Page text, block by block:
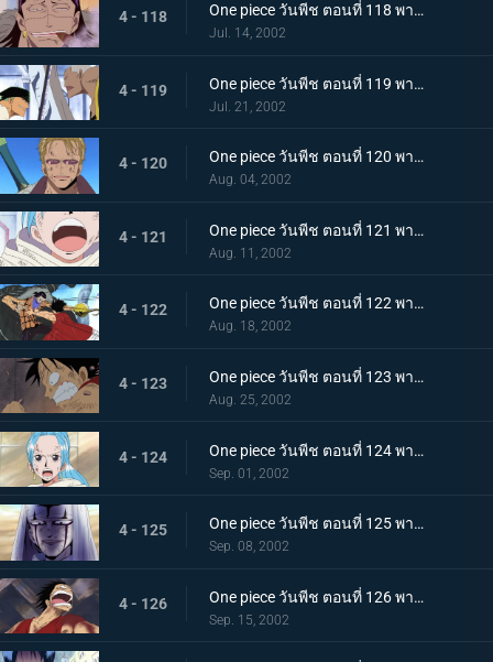
4 - 118 One piece วันพีช ตอนที่ 118 พากย์ไทย ความลับที่สืบทอดกันมาในหมู่ราชา อาวุธโบราณ "พูลตัน"
Jul. 14, 2002
4 - 119 One piece วันพีช ตอนที่ 119 พากย์ไทย ความลับของความจริง..ลมหายใจของสรรพสิ่งและพลังที่ตัดเหล็ก
Jul. 21, 2002
4 - 120 One piece วันพีช ตอนที่ 120 พากย์ไทย การต่อสู้สิ้นสุดลง โคซ่ายอมยกธงขาว!
Aug. 04, 2002
4 - 121 One piece วันพีช ตอนที่ 121 พากย์ไทย หนทางแห่งเสียงของวีวี่ วีรสตรีร่ายรำลงมาแล้ว
Aug. 11, 2002
4 - 122 One piece วันพีช ตอนที่ 122 พากย์ไทย ศึกตัดสินครั้งที่ 2 จระเข้ทราย ปะทะ ลูฟี่ร่างน้ำ
Aug. 18, 2002
4 - 123 One piece วันพีช ตอนที่ 123 พากย์ไทย ไอ้จระเข้โฉด ลูฟี่มุ่งหน้าไปสู่สุสานของราชวงศ์สิ
Aug. 25, 2002
4 - 124 One piece วันพีช ตอนที่ 124 พากย์ไทย บุกสู่ช่วงเวลาแห่งฝันร้าย ที่นี่คือฐานทัพลับของกลุ่มเม็ดทราย!
Sep. 01, 2002
4 - 125 One piece วันพีช ตอนที่ 125 พากย์ไทย ปีกแห่งเกียรติยศ นามของข้าคือทหารรักษาอาณาจักร เปรู!
Sep. 08, 2002
4 - 126 One piece วันพีช ตอนที่ 126 พากย์ไทย ฝ่าไปให้ถึง วันที่ฝนจะตกลงสู่อลาบัสต้า!
Sep. 15, 2002